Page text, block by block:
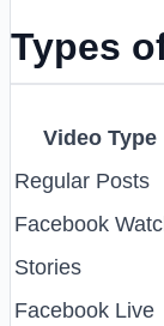
Types
Video Type
Regular Posts
Facebook
Stories
Facebook Live